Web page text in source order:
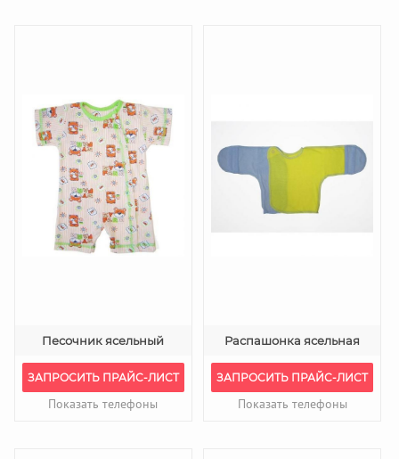
Песочник ясельный
ЗАПРОСИТЬ ПРАЙС-ЛИСТ
Показать телефоны
Распашонка ясельная
ЗАПРОСИТЬ ПРАЙС-ЛИСТ
Показать телефоны